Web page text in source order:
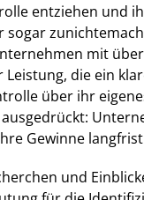
entziehen und
sogar
mit
die ein
über ihr
Gewinne
und